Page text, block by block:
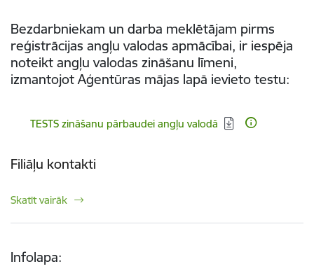
Bezdarbniekam un darba meklētājam pirms
reģistrācijas angļu valodas apmācībai, ir iespēja
noteikt angļu valodas zināšanu līmeni,
izmantojot Aģentūras mājas lapā ievieto testu:
Lejupielādēt:
TESTS zināšanu pārbaudei angļu valodā
Filiāļu kontakti
Skatīt vairāk
Infolapa: